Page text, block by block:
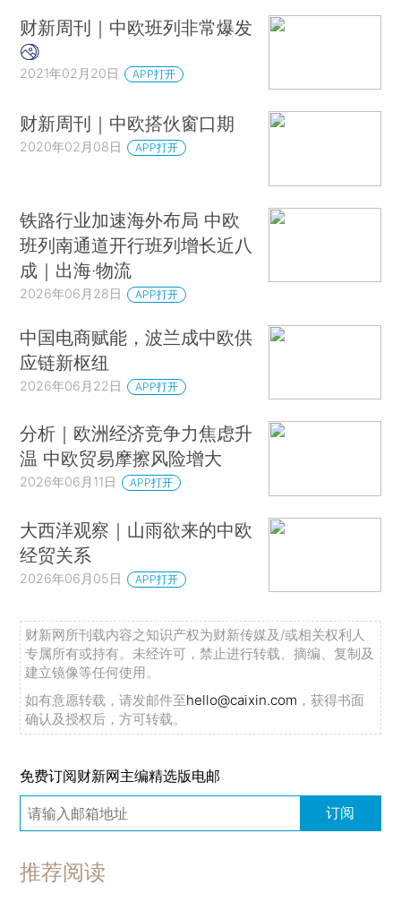
财新周刊｜中欧班列非常爆发
2021年02月20日 APP打开
财新周刊｜中欧搭伙窗口期
2020年02月08日 APP打开
铁路行业加速海外布局 中欧
班列南通道开行班列增长近八
成｜出海·物流
2026年06月28日 APP打开
中国电商赋能，波兰成中欧供
应链新枢纽
2026年06月22日 APP打开
分析｜欧洲经济竞争力焦虑升
温 中欧贸易摩擦风险增大
2026年06月11日 APP打开
大西洋观察｜山雨欲来的中欧
经贸关系
2026年06月05日 APP打开
财新网所刊载内容之知识产权为财新传媒及/或相关权利人
专属所有或持有。未经许可，禁止进行转载、摘编、复制及
建立镜像等任何使用。
如有意愿转载，请发邮件至hello@caixin.com ，获得书面
确认及授权后，方可转载。
免费订阅财新网主编精选版电邮
订阅
推荐阅读